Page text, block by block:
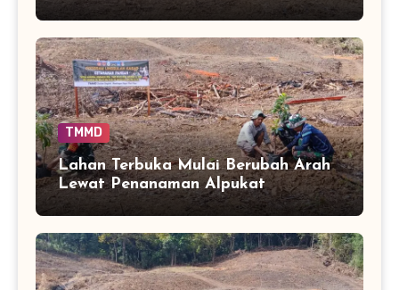
TMMD
Lahan Terbuka Mulai Berubah Arah
Lewat Penanaman Alpukat